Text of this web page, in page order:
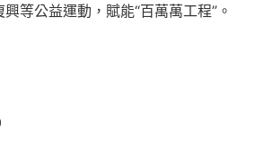
等公益運動，賦能“百萬萬工程”。